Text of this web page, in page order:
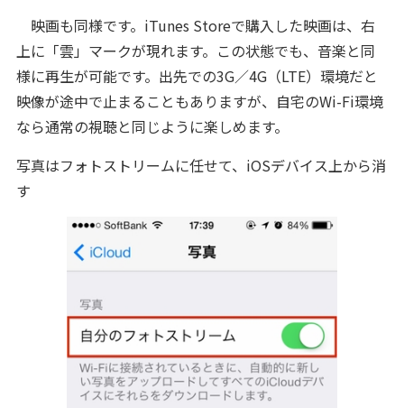
映画も同様です。iTunes Storeで購入した映画は、右
上に「雲」マークが現れます。この状態でも、音楽と同
様に再生が可能です。出先での3G／4G（LTE）環境だと
映像が途中で止まることもありますが、自宅のWi-Fi環境
なら通常の視聴と同じように楽しめます。
写真はフォトストリームに任せて、iOSデバイス上から消
す